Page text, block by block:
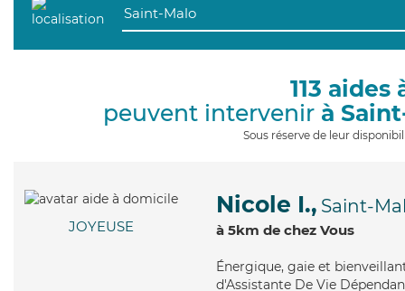
113
peuvent intervenir à
Sous réserve de leur
JOYEUSE
Nicole I., Saint-
à 5km de chez Vous
Énergique, gaie et
d'Assistante De Vie